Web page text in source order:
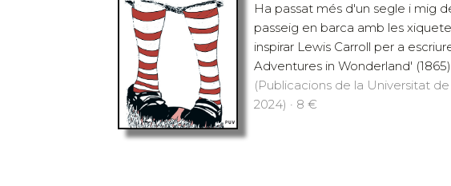
Ha passat més d'un segle i mig
passeig en barca amb les
inspirar Lewis Carroll per a
Adventures in Wonderland'
(Publicacions de la Universitat de
2024) · 8 €